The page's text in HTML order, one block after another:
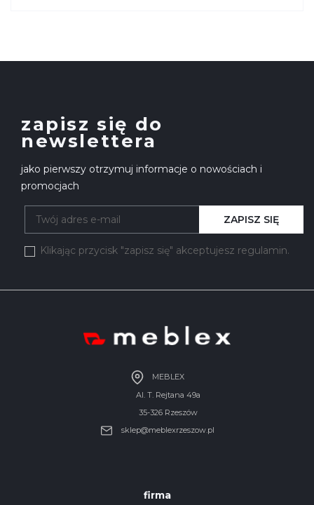
zapisz się do
newslettera
jako pierwszy otrzymuj informacje o nowościach i
promocjach
Klikając przycisk "zapisz się" akceptujesz regulamin.
ZAPISZ SIĘ
MEBLEX
Al. T. Rejtana 49a
35-326 Rzeszów
sklep@meblexrzeszow.pl
firma